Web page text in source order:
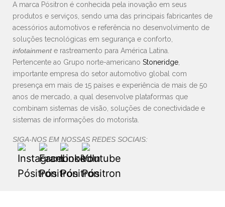
A marca Pósitron é conhecida pela inovação em seus
produtos e serviços, sendo uma das principais fabricantes de
acessórios automotivos e referência no desenvolvimento de
soluções tecnológicas em segurança e conforto,
infotainmente rastreamento para América Latina.
Pertencente ao Grupo norte-americano Stoneridge
importante empresa do setor automotivo global com
presença em mais de 15 países e experiência de mais de 50
anos de mercado, a qual desenvolve plataformas que
combinam sistemas de visão, soluções de conectividade e
sistemas de informações do motorista.
SIGA-NOS EM NOSSAS REDES SOCIAIS: